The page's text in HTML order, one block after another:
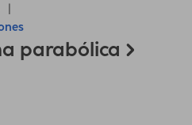
parabólica